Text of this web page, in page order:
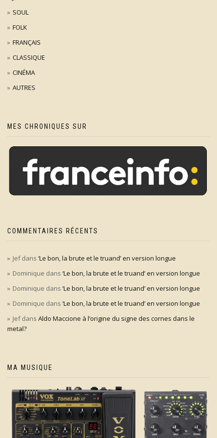
SOUL
FOLK
FRANÇAIS
CLASSIQUE
CINÉMA
AUTRES
MES CHRONIQUES SUR
COMMENTAIRES RÉCENTS
Jefdans ‘Le bon, la brute et le truand’ en version longue
Dominique dans ‘Le bon, la brute et le truand’ en version longue
Dominique dans ‘Le bon, la brute et le truand’ en version longue
Dominique dans ‘Le bon, la brute et le truand’ en version longue
Jefdans Aldo Maccione à l’origine du signe des cornes dans le
metal?
MA MUSIQUE